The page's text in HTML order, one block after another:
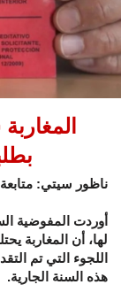
ناظور سيتي: متابعة
أوردت المفوضية
لها، أن المغاربة
اللجوء التي تم
هذه السنة الجارية.